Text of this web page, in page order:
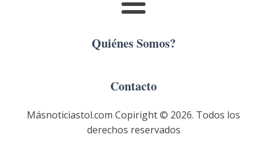
Quiénes Somos?
Contacto
Másnoticiastol.com Copiright © 2026. Todos los
derechos reservados